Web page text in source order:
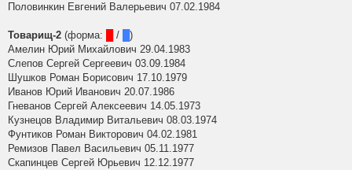
Половинкин Евгений Валерьевич 07.02.1984
Товарищ-2 (форма: /
)
Амелин Юрий Михайлович 29.04.1983
Слепов Сергей Сергеевич 03.09.1984
Шушков Роман Борисович 17.10.1979
Иванов Юрий Иванович 20.07.1986
Гневанов Сергей Алексеевич 14.05.1973
Кузнецов Владимир Витальевич 08.03.1974
Фунтиков Роман Викторович 04.02.1981
Ремизов Павел Васильевич 05.11.1977
Скапинцев Сергей Юрьевич 12.12.1977